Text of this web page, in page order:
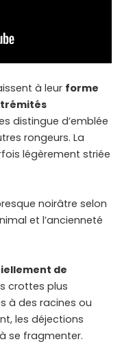
à leur forme
distingue d’emblée
rongeurs. La
légèrement striée
noirâtre selon
et l’ancienneté
de
crottes plus
à des racines ou
les déjections
se fragmenter.